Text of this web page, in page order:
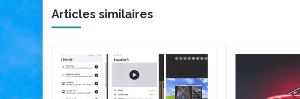
Articles similaires